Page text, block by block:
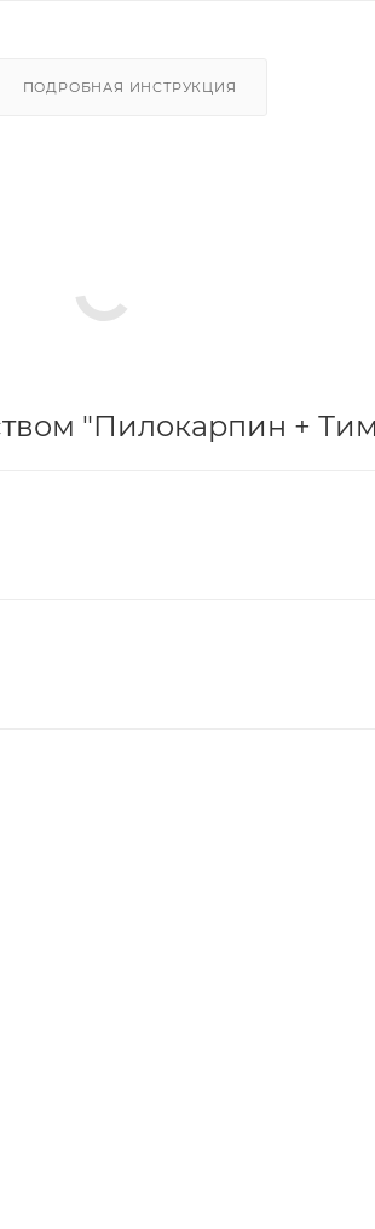
ПОДРОБНАЯ ИНСТРУКЦИЯ
"Пилокарпин +